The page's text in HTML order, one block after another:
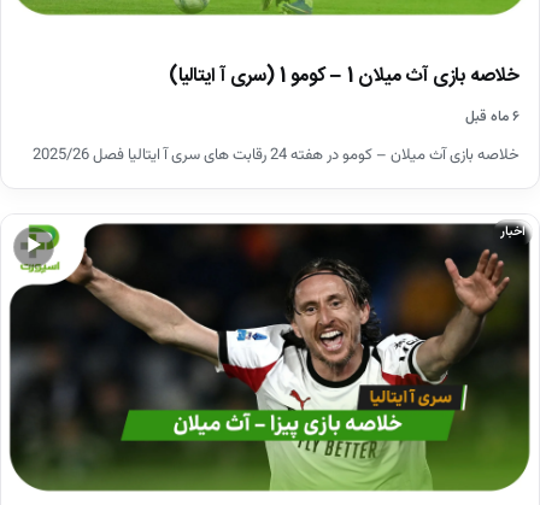
خلاصه بازی آث میلان 1 – کومو 1 (سری آ ایتالیا)
۶ ماه قبل
خلاصه بازی آث میلان – کومو در هفته 24 رقابت های سری آ ایتالیا فصل 2025/26
▶
اخبار